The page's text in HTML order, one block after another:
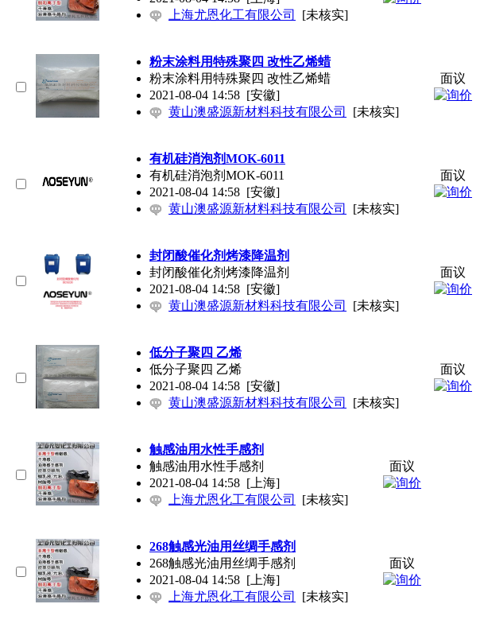
上海尤恩化工有限公司
[未核实]
粉末涂料用特殊聚四 改性乙烯蜡
粉末涂料用特殊聚四 改性乙烯蜡
2021-08-04 14:58 [安徽]
黄山澳盛源新材料科技有限公司
[未核实]
面议
有机硅消泡剂MOK-6011
有机硅消泡剂MOK-6011
2021-08-04 14:58 [安徽]
黄山澳盛源新材料科技有限公司
[未核实]
面议
封闭酸催化剂烤漆降温剂
封闭酸催化剂烤漆降温剂
2021-08-04 14:58 [安徽]
黄山澳盛源新材料科技有限公司
[未核实]
面议
低分子聚四 乙烯
低分子聚四 乙烯
2021-08-04 14:58 [安徽]
黄山澳盛源新材料科技有限公司
[未核实]
面议
触感油用水性手感剂
触感油用水性手感剂
2021-08-04 14:58 [上海]
上海尤恩化工有限公司
[未核实]
面议
268触感光油用丝绸手感剂
268触感光油用丝绸手感剂
2021-08-04 14:58 [上海]
上海尤恩化工有限公司
[未核实]
面议